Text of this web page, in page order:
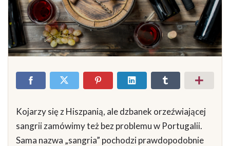
Kojarzy się z Hiszpanią, ale dzbanek orzeźwiającej
sangrii zamówimy też bez problemu w Portugalii.
Sama nazwa „sangria” pochodzi prawdopodobnie